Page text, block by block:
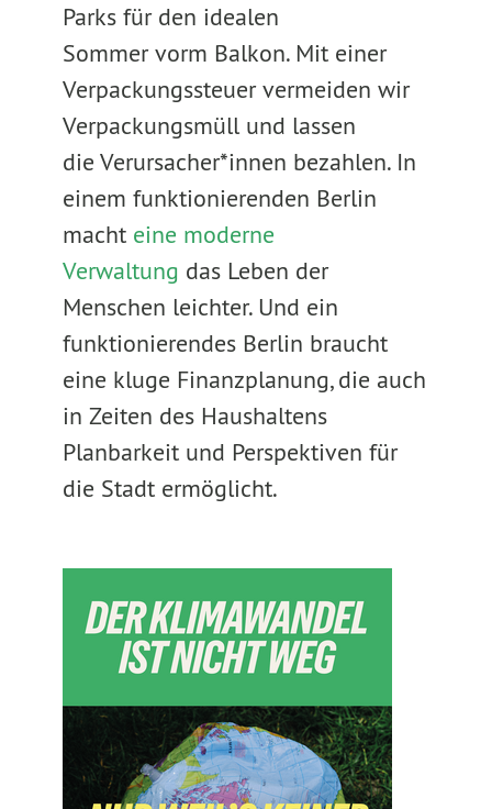
Parks für den idealen
Sommer vorm Balkon. Mit einer
Verpackungssteuer vermeiden wir
Verpackungsmüll und lassen
die Verursacher*innen bezahlen. In
einem funktionierenden Berlin
macht eine moderne
Verwaltung das Leben der
Menschen leichter. Und ein
funktionierendes Berlin braucht
eine kluge Finanzplanung, die auch
in Zeiten des Haushaltens
Planbarkeit und Perspektiven für
die Stadt ermöglicht.